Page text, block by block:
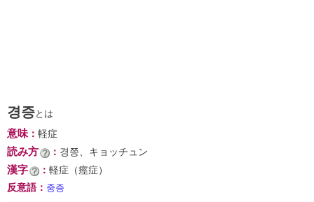
경증とは
意味： 軽症
読み方 ： 경쯩、キョッチュン
漢字 ： 軽症（痙症）
反意語 ： 중증